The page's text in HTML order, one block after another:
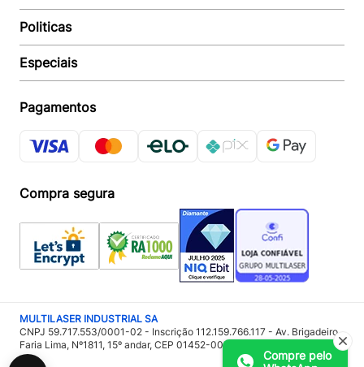
Compre pelo
Suporte e reparo
Acompanhar Entrega
Baixe o APP
Quem somos
Revendedor
Seja um Revendedor
Trabalhe conosco
Responsabilidade Ambiental:
Imprensa
Politicas
Política de Entrega
Política de Pagamento
Política de Privacidade
Política Troca e Devolução
Regulamento de Cashback
Especiais
Multicoin
Pagamentos
Compra segura
MULTILASER INDUSTRIAL SA
CNPJ 59.717.553/0001-02 - Inscrição 112.159.766.117 - Av. Brigadeiro
Faria Lima, Nº1811, 15º andar, CEP 01452-001 - São Paulo – SP